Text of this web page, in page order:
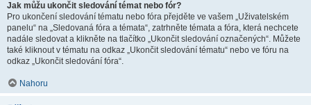
Jak můžu ukončit sledování témat nebo fór?
Pro ukončení sledování tématu nebo fóra přejděte ve vašem „Uživatelském
panelu“ na „Sledovaná fóra a témata“, zatrhněte témata a fóra, která nechcete
nadále sledovat a klikněte na tlačítko „Ukončit sledování označených“. Můžete
také kliknout v tématu na odkaz „Ukončit sledování tématu“ nebo ve fóru na
odkaz „Ukončit sledování fóra“.
Nahoru